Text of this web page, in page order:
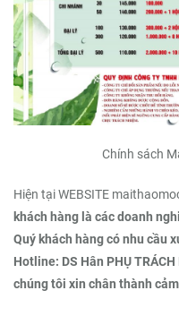
Chính sách
Hiện tại WEBSITE
khách hàng là các doanh
Quý khách hàng có nhu cầu
Hotline: DS Hân PHỤ
chúng tôi xin chân thành